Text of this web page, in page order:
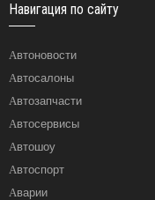
Навигация по сайту
Автоновости
Автосалоны
Автозапчасти
Автосервисы
Автошоу
Автоспорт
Аварии